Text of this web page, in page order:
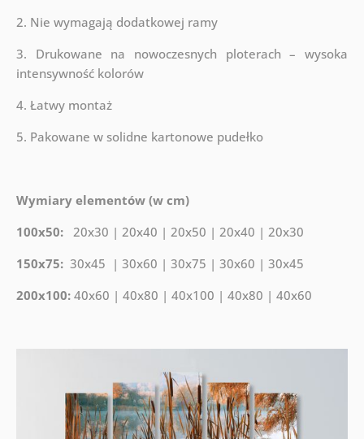
2. Nie wymagają dodatkowej ramy
3. Drukowane na nowoczesnych ploterach – wysoka
intensywność kolorów
4. Łatwy montaż
5. Pakowane w solidne kartonowe pudełko
Wymiary elementów (w cm)
100x50: 20x30 | 20x40 | 20x50 | 20x40 | 20x30
150x75: 30x45 | 30x60 | 30x75 | 30x60 | 30x45
200x100: 40x60 | 40x80 | 40x100 | 40x80 | 40x60